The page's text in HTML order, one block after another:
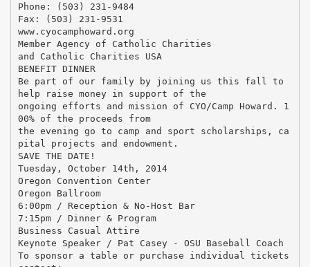
Phone: (503) 231-9484
Fax: (503) 231-9531
www.cyocamphoward.org
Member Agency of Catholic Charities
and Catholic Charities USA
BENEFIT DINNER
Be part of our family by joining us this fall to
help raise money in support of the
ongoing efforts and mission of CYO/Camp Howard. 1
00% of the proceeds from
the evening go to camp and sport scholarships, ca
pital projects and endowment.
SAVE THE DATE!
Tuesday, October 14th, 2014
Oregon Convention Center
Oregon Ballroom
6:00pm / Reception & No-Host Bar
7:15pm / Dinner & Program
Business Casual Attire
Keynote Speaker / Pat Casey - OSU Baseball Coach
To sponsor a table or purchase individual tickets